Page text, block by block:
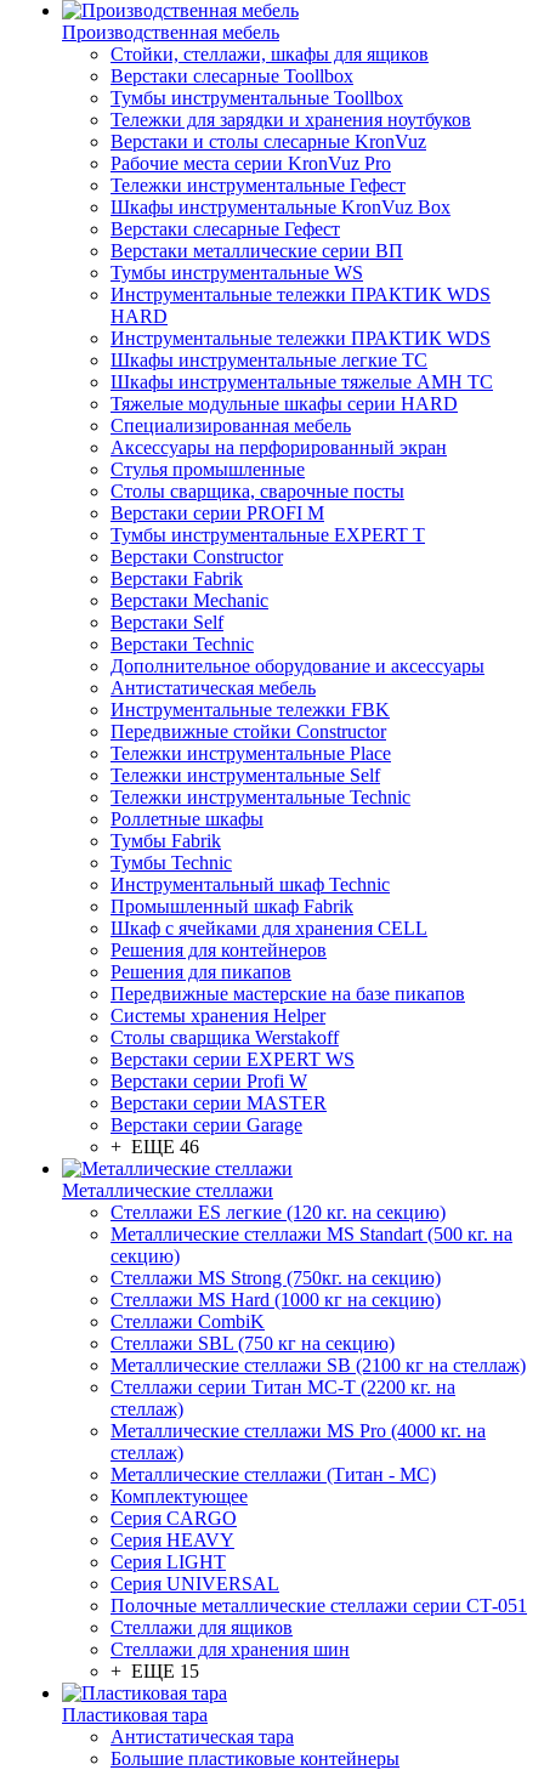
Производственная мебель
Стойки, стеллажи, шкафы для ящиков
Верстаки слесарные Toollbox
Тумбы инструментальные Toollbox
Тележки для зарядки и хранения ноутбуков
Верстаки и столы слесарные KronVuz
Рабочие места серии KronVuz Pro
Тележки инструментальные Гефест
Шкафы инструментальные KronVuz Box
Верстаки слесарные Гефест
Верстаки металлические серии ВП
Тумбы инструментальные WS
Инструментальные тележки ПРАКТИК WDS
HARD
Инструментальные тележки ПРАКТИК WDS
Шкафы инструментальные легкие ТС
Шкафы инструментальные тяжелые AMH TC
Тяжелые модульные шкафы серии HARD
Cпециализированная мебель
Аксессуары на перфорированный экран
Стулья промышленные
Столы сварщика, сварочные посты
Верстаки серии PROFI M
Тумбы инструментальные EXPERT T
Верстаки Constructor
Верстаки Fabrik
Верстаки Mechanic
Верстаки Self
Верстаки Technic
Дополнительное оборудование и аксессуары
Антистатическая мебель
Инструментальные тележки FBK
Передвижные стойки Constructor
Тележки инструментальные Place
Тележки инструментальные Self
Тележки инструментальные Technic
Роллетные шкафы
Тумбы Fabrik
Тумбы Technic
Инструментальный шкаф Technic
Промышленный шкаф Fabrik
Шкаф с ячейками для хранения CELL
Решения для контейнеров
Решения для пикапов
Передвижные мастерские на базе пикапов
Системы хранения Helper
Столы сварщика Werstakoff
Верстаки серии EXPERT WS
Верстаки серии Profi W
Верстаки серии MASTER
Верстаки серии Garage
+ ЕЩЕ 46
Металлические стеллажи
Стеллажи ES легкие (120 кг. на секцию)
Металлические стеллажи MS Standart (500 кг. на
секцию)
Стеллажи MS Strong (750кг. на секцию)
Стеллажи MS Hard (1000 кг на секцию)
Стеллажи CombiK
Стеллажи SBL (750 кг на секцию)
Металлические стеллажи SB (2100 кг на стеллаж)
Стеллажи серии Титан МС-Т (2200 кг. на
стеллаж)
Металлические стеллажи MS Pro (4000 кг. на
стеллаж)
Металлические стеллажи (Титан - МС)
Комплектующее
Серия CARGO
Серия HEAVY
Серия LIGHT
Серия UNIVERSAL
Полочные металлические стеллажи серии СТ-051
Стеллажи для ящиков
Стеллажи для хранения шин
+ ЕЩЕ 15
Пластиковая тара
Антистатическая тара
Большие пластиковые контейнеры